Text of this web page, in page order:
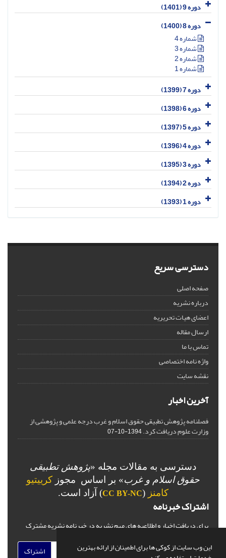
این وب سایت از کوکی ها برای اطمینان از ارائه بهترین
دوره 9 (1401)
دوره 8 (1400)
شماره 4
شماره 3
شماره 2
شماره 1
دوره 7 (1399)
دوره 6 (1398)
دوره 5 (1397)
دوره 4 (1396)
دوره 3 (1395)
دوره 2 (1394)
دوره 1 (1393)
دسترسی سریع
صفحه اصلی
درباره نشریه
اعضای هیات تحریریه
ارسال مقاله
تماس با ما
واژه نامه اختصاصی
نقشه سایت
آخرین اخبار
فصلنامه پژوهش تطبیقی حقوق اسلام و غرب درجه علمی و پژوهشی از
وزارت علوم دریافت کرد.1394-10-07
دسترسی به مقالات مجله «پژوهش تطبیقی
حقوق اسلام و غرب» بر اساس مجوز کرییتیو
کامنز (
CC BY-NC) آزاد است.
اشتراک خبرنامه
برای دریافت اخبار و اطلاعیه های مهم نشریه در خبرنامه نشریه مشترک
اشتراک